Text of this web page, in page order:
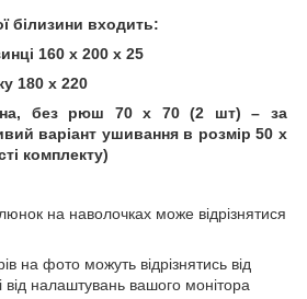
білизини входить:
160 х 200 х 25
180 х 220
без рюш 70 х 70 (2 шт) – за
варіант ушивання в розмір 50 х
комплекту)
на наволочках може відрізнятися
на фото можуть відрізнятись від
від налаштувань вашого монітора